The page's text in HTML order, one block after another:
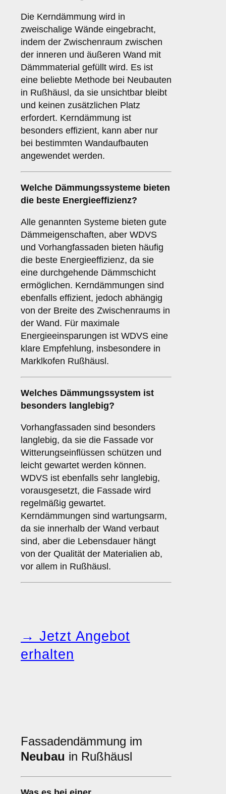
Die Kerndämmung wird in
zweischalige Wände eingebracht,
indem der Zwischenraum zwischen
der inneren und äußeren Wand mit
Dämmmaterial gefüllt wird. Es ist
eine beliebte Methode bei Neubauten
in Rußhäusl, da sie unsichtbar bleibt
und keinen zusätzlichen Platz
erfordert. Kerndämmung ist
besonders effizient, kann aber nur
bei bestimmten Wandaufbauten
angewendet werden.
Welche Dämmungssysteme bieten
die beste Energieeffizienz?
Alle genannten Systeme bieten gute
Dämmeigenschaften, aber WDVS
und Vorhangfassaden bieten häufig
die beste Energieeffizienz, da sie
eine durchgehende Dämmschicht
ermöglichen. Kerndämmungen sind
ebenfalls effizient, jedoch abhängig
von der Breite des Zwischenraums in
der Wand. Für maximale
Energieeinsparungen ist WDVS eine
klare Empfehlung, insbesondere in
Marklkofen Rußhäusl.
Welches Dämmungssystem ist
besonders langlebig?
Vorhangfassaden sind besonders
langlebig, da sie die Fassade vor
Witterungseinflüssen schützen und
leicht gewartet werden können.
WDVS ist ebenfalls sehr langlebig,
vorausgesetzt, die Fassade wird
regelmäßig gewartet.
Kerndämmungen sind wartungsarm,
da sie innerhalb der Wand verbaut
sind, aber die Lebensdauer hängt
von der Qualität der Materialien ab,
vor allem in Rußhäusl.
→ Jetzt Angebot
erhalten
Fassadendämmung im
Neubau in Rußhäusl